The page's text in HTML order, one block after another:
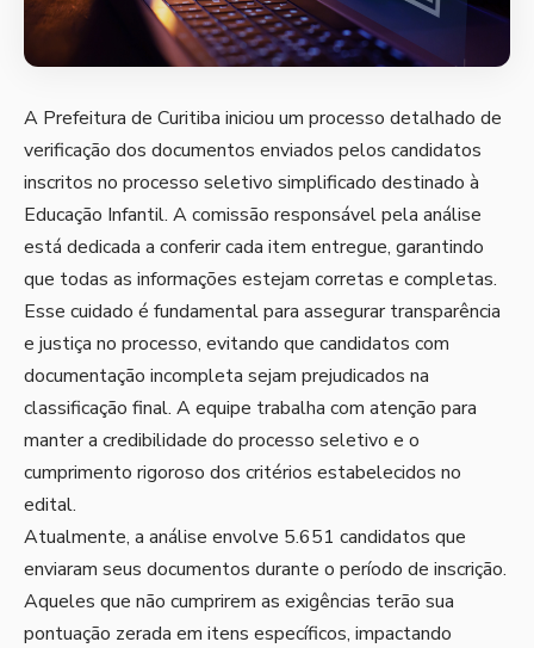
A Prefeitura de Curitiba iniciou um processo detalhado de
verificação dos documentos enviados pelos candidatos
inscritos no processo seletivo simplificado destinado à
Educação Infantil. A comissão responsável pela análise
está dedicada a conferir cada item entregue, garantindo
que todas as informações estejam corretas e completas.
Esse cuidado é fundamental para assegurar transparência
e justiça no processo, evitando que candidatos com
documentação incompleta sejam prejudicados na
classificação final. A equipe trabalha com atenção para
manter a credibilidade do processo seletivo e o
cumprimento rigoroso dos critérios estabelecidos no
edital.
Atualmente, a análise envolve 5.651 candidatos que
enviaram seus documentos durante o período de inscrição.
Aqueles que não cumprirem as exigências terão sua
pontuação zerada em itens específicos, impactando